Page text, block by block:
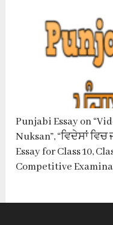
Punjabi Essay on
Nuksan”, “ਵਿਦੇਸਾਂ
Essay for Class 10,
Competitive